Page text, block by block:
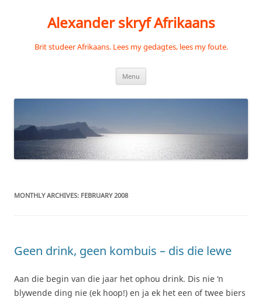
Alexander skryf Afrikaans
Brit studeer Afrikaans. Lees my gedagtes, lees my foute.
Menu
MONTHLY ARCHIVES: FEBRUARY 2008
Geen drink, geen kombuis – dis die lewe
Aan die begin van die jaar het ophou drink. Dis nie ‘n
blywende ding nie (ek hoop!) en ja ek het een of twee biers